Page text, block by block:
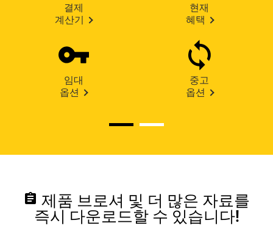
결제
계산기
현재
혜택
임대
옵션
중고
옵션
assignment 제품 브로셔 및 더 많은 자료를
즉시 다운로드할 수 있습니다!